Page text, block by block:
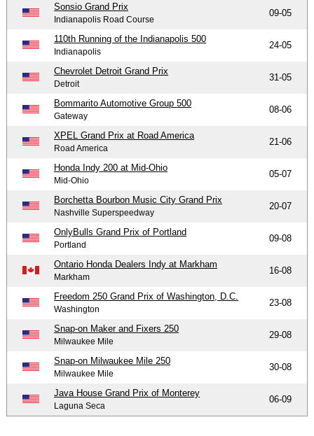
Sonsio Grand Prix
Indianapolis Road Course
09-05
110th Running of the Indianapolis 500
Indianapolis
24-05
Chevrolet Detroit Grand Prix
Detroit
31-05
Bommarito Automotive Group 500
Gateway
08-06
XPEL Grand Prix at Road America
Road America
21-06
Honda Indy 200 at Mid-Ohio
Mid-Ohio
05-07
Borchetta Bourbon Music City Grand Prix
Nashville Superspeedway
20-07
OnlyBulls Grand Prix of Portland
Portland
09-08
Ontario Honda Dealers Indy at Markham
Markham
16-08
Freedom 250 Grand Prix of Washington, D.C.
Washington
23-08
Snap-on Maker and Fixers 250
Milwaukee Mile
29-08
Snap-on Milwaukee Mile 250
Milwaukee Mile
30-08
Java House Grand Prix of Monterey
Laguna Seca
06-09